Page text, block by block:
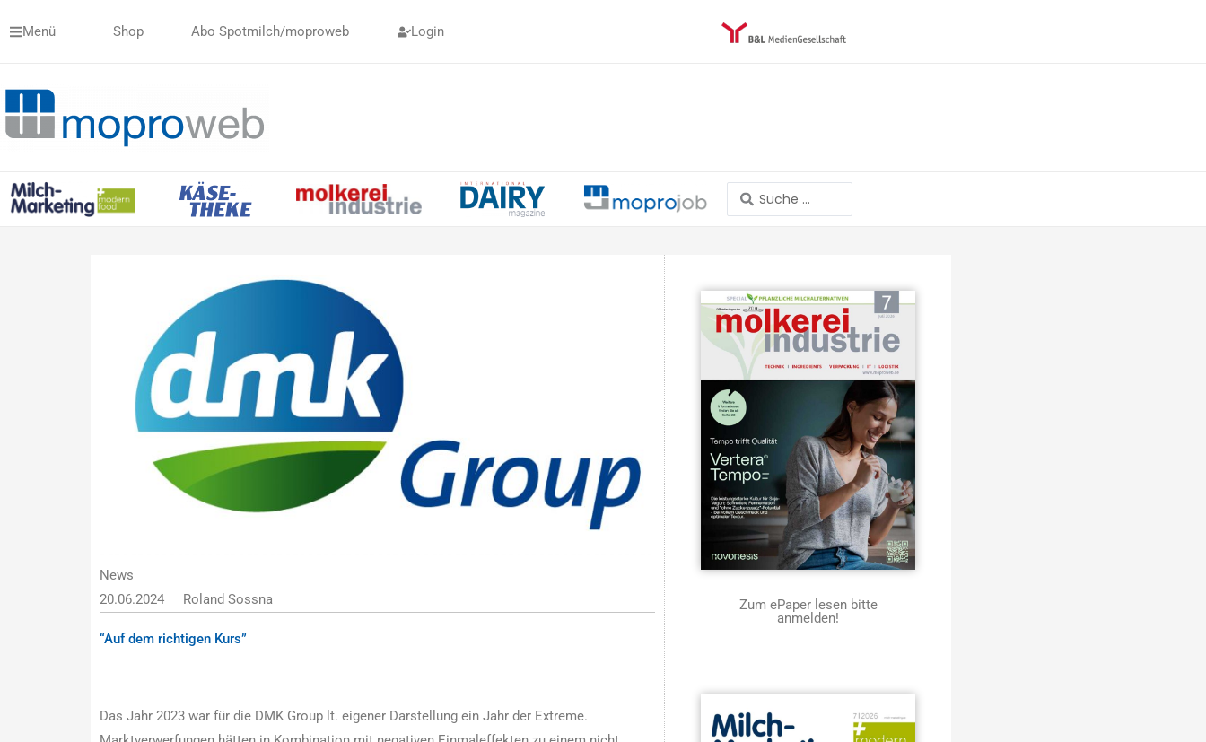
InhaltMenü Shop Abo Spotmilch/moproweb Login
Search
...
News
20.06.2024
Roland Sossna
“Auf dem richtigen Kurs”
Das Jahr 2023 war für die DMK Group lt. eigener Darstellung ein Jahr der Extreme.
Zum ePaper lesen bitte
anmelden!